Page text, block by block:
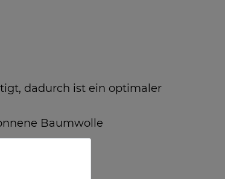
dadurch ist ein optimaler
Baumwolle